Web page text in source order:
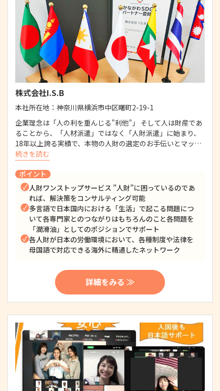
株式会社I.S.B
本社所在地： 神奈川県横浜市中区曙町2-19-1
企業理念は「人の利を重んじる”利他”」 そして人は財産であ
ることから、「人材派遣」ではなく「人財派遣」に始まり、
18年以上誇る実績で、本物の人財の選定のお手伝いとマッ…
続きを読む
ポイント
人財ワンストップサービス ”人財”に困っているのであ
れば、解決策をコンサルティング可能
多言語で日本国内における「生活」で起こる問題につ
いて各専門家とのつながりはもちろんのこと各問題を
「潤滑油」としてのポジションでサポート
各人財が日本の労働環境において、各種制度や法律を
母国語で対応できる海外に精通したネットワーク
詳細をみる ≫